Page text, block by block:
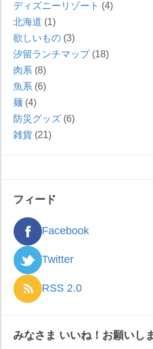
ディズニーリゾート (4)
北海道 (1)
欲しいもの (3)
汐留ランチマップ(18)
肉系 (8)
魚系 (6)
麺 (4)
防災グッズ (6)
雑貨 (21)
フィード
Facebook
Twitter
RSS 2.0
みなさま いいね！お願いし